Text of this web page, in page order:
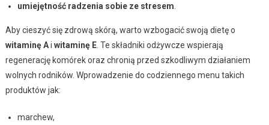
umiejętność radzenia sobie ze stresem
Aby cieszyć się zdrową skórą, warto wzbogacić swoją dietę o
witaminę Ai witaminę E. Te składniki odżywcze wspierają
regenerację komórek oraz chronią przed szkodliwym działaniem
wolnych rodników. Wprowadzenie do codziennego menu takich
produktów jak:
marchew,